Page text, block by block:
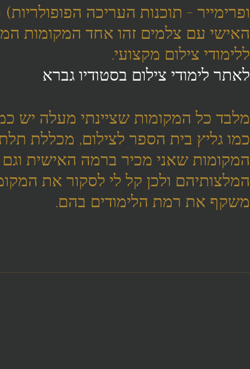
ופרימייר - תוכנות העריכה הפופולריות)
האישי עם צלמים זהו אחד המקומות
ללימודי צילום מקצועי.
לאתר לימודי צילום בסטודיו גברא
מלבד כל המקומות שציינתי מעלה יש
כמו גליץ בית הספר לצילום, מכללת
המקומות שאני מכיר ברמה האישית
המלצותיהם ולכן קל לי לסקור את
משקף את רמת הלימודים בהם.